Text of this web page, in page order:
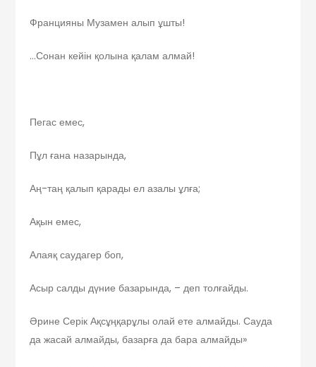
Францияны Музамен алып ұшты!
…Сонан кейін қолына қалам алмай!
Пегас емес,
Пұл ғана назарында,
Аң-таң қалып қарады ел азалы ұлға;
Ақын емес,
Алаяқ саудагер боп,
Асыр салды дүние базарында, – деп толғайды.
Әрине Серік Ақсұңқарұлы олай ете алмайды. Сауда
да жасай алмайды, базарға да бара алмайды»